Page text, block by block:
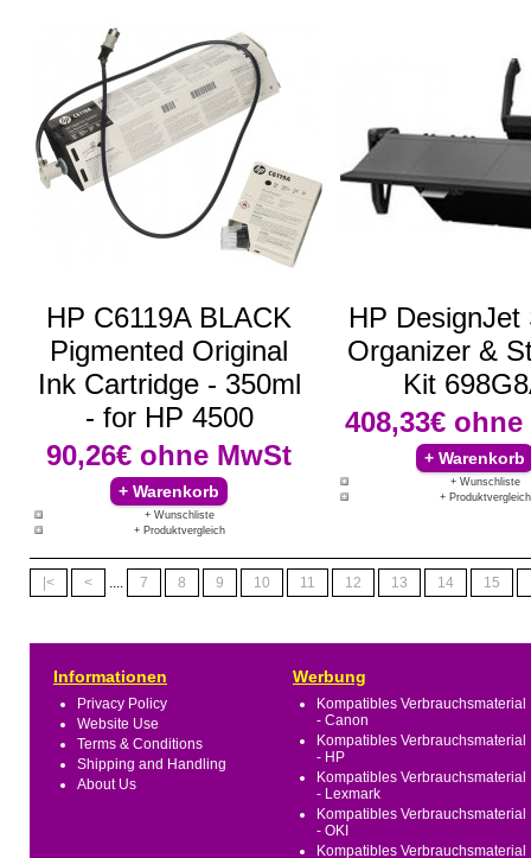
HP C6119A BLACK
Pigmented Original
Ink Cartridge - 350ml
- for HP 4500
90,26€ ohne MwSt
+ Wunschliste
+ Produktvergleich
HP DesignJet
Organizer &
Kit
408,33€ ohne
+ Wunschliste
+ Produktvergleich
|< < .... 7 8 9 10 11 12 13 14 15
Informationen
Privacy Policy
Website Use
Terms & Conditions
Shipping and Handling
About Us
Werbung
Kompatibles Verbrauchsmaterial
- Canon
Kompatibles Verbrauchsmaterial
- HP
Kompatibles Verbrauchsmaterial
- Lexmark
Kompatibles Verbrauchsmaterial
- OKI
Kompatibles Verbrauchsmaterial